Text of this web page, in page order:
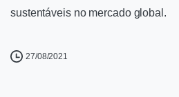
sustentáveis no mercado global.
27/08/2021